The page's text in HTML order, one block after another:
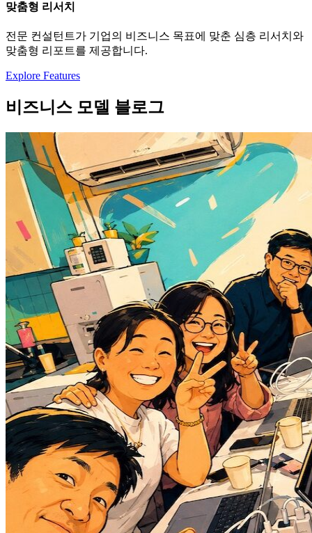
맞춤형 리서치
전문 컨설턴트가 기업의 비즈니스 목표에 맞춘 심층 리서치와
맞춤형 리포트를 제공합니다.
Explore Features
비즈니스 모델 블로그